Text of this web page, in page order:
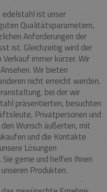
ist unser
Qualitätsparametern,
Anforderungen der
ist. Gleichzeitig wird der
immer kürzer. Wir
Wir bieten
nicht erreicht werden.
bei der wir
präsentierten, besuchten
Privatpersonen und
Wunsch äußerten, mit
und die Kontakte
Lösungen
gerne und helfen Ihnen
Produkten.